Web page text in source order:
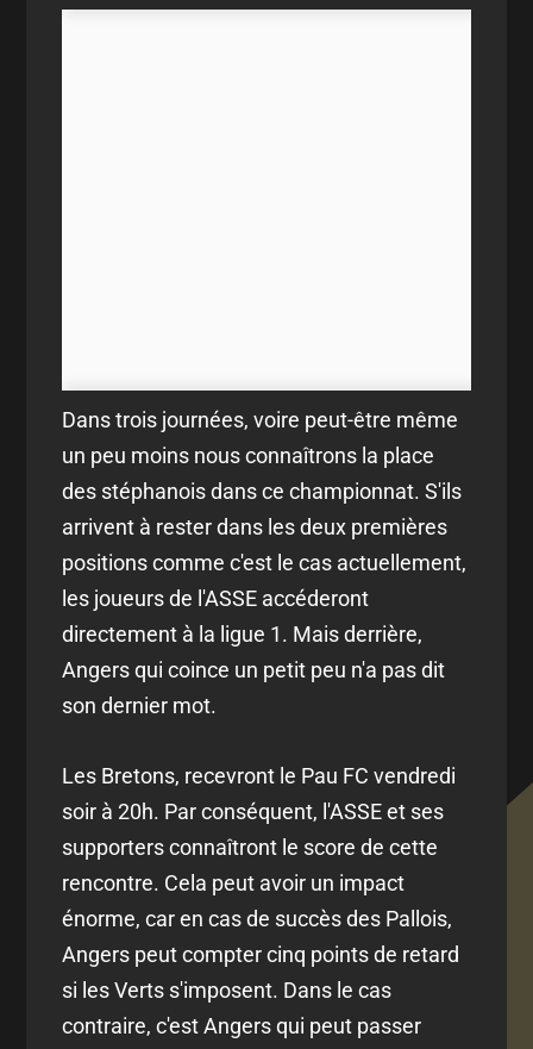
Dans trois journées, voire peut-être même
un peu moins nous connaîtrons la place
des stéphanois dans ce championnat. S'ils
arrivent à rester dans les deux premières
positions comme c'est le cas actuellement,
les joueurs de l'ASSE accéderont
directement à la ligue 1. Mais derrière,
Angers qui coince un petit peu n'a pas dit
son dernier mot.
Les Bretons, recevront le Pau FC vendredi
soir à 20h. Par conséquent, l'ASSE et ses
supporters connaîtront le score de cette
rencontre. Cela peut avoir un impact
énorme, car en cas de succès des Pallois,
Angers peut compter cinq points de retard
si les Verts s'imposent. Dans le cas
contraire, c'est Angers qui peut passer